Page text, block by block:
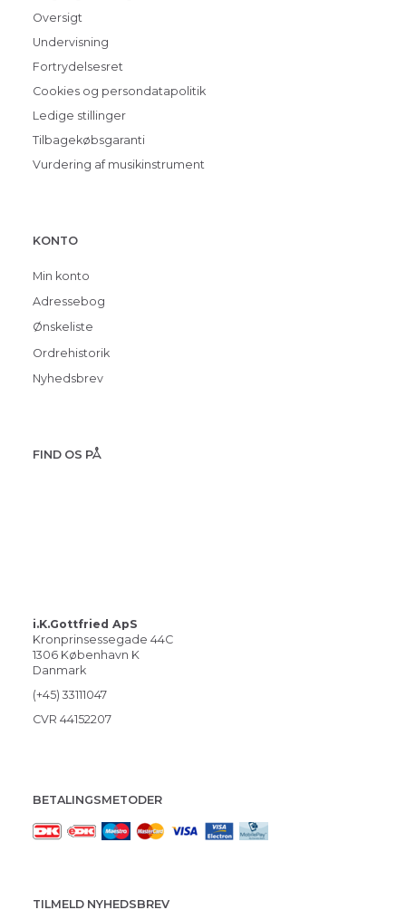
Oversigt
Undervisning
Fortrydelsesret
Cookies og persondatapolitik
Ledige stillinger
Tilbagekøbsgaranti
Vurdering af musikinstrument
KONTO
Min konto
Adressebog
Ønskeliste
Ordrehistorik
Nyhedsbrev
FIND OS PÅ
i.K.Gottfried ApS
Kronprinsessegade 44C
1306 København K
Danmark
(+45) 33111047
CVR 44152207
BETALINGSMETODER
TILMELD NYHEDSBREV